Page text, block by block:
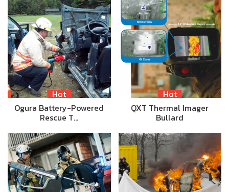
Hot
Ogura Battery-Powered
Rescue T…
Hot
QXT Thermal Imager
Bullard